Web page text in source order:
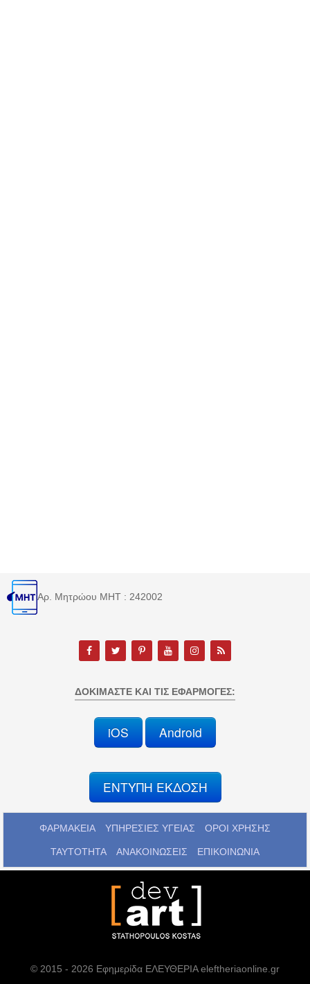
Αρ. Μητρώου MHT : 242002
ΔΟΚΙΜΆΣΤΕ ΚΑΙ ΤΙΣ ΕΦΑΡΜΟΓΈΣ:
iOS Android
ΕΝΤΥΠΗ ΕΚΔΟΣΗ
ΦΑΡΜΑΚΕΙΑ ΥΠΗΡΕΣΙΕΣ ΥΓΕΙΑΣ ΟΡΟΙ ΧΡΗΣΗΣ
ΤΑΥΤΟΤΗΤΑ ΑΝΑΚΟΙΝΩΣΕΙΣ ΕΠΙΚΟΙΝΩΝΙΑ
© 2015 - 2026 Εφημερίδα ΕΛΕΥΘΕΡΙΑ eleftheriaonline.gr